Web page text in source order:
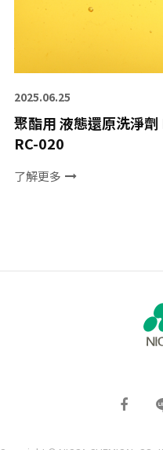
2025.06.25
聚酯用 液態還原洗淨劑
RC-020
了解更多